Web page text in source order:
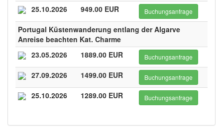
25.10.2026 949.00 EUR Buchungsanfrage
Portugal Küstenwanderung entlang der Algarve
Anreise beachten Kat. Charme
23.05.2026
1889.00 EUR Buchungsanfrage
27.09.2026 1499.00 EUR Buchungsanfrage
25.10.2026 1289.00 EUR Buchungsanfrage